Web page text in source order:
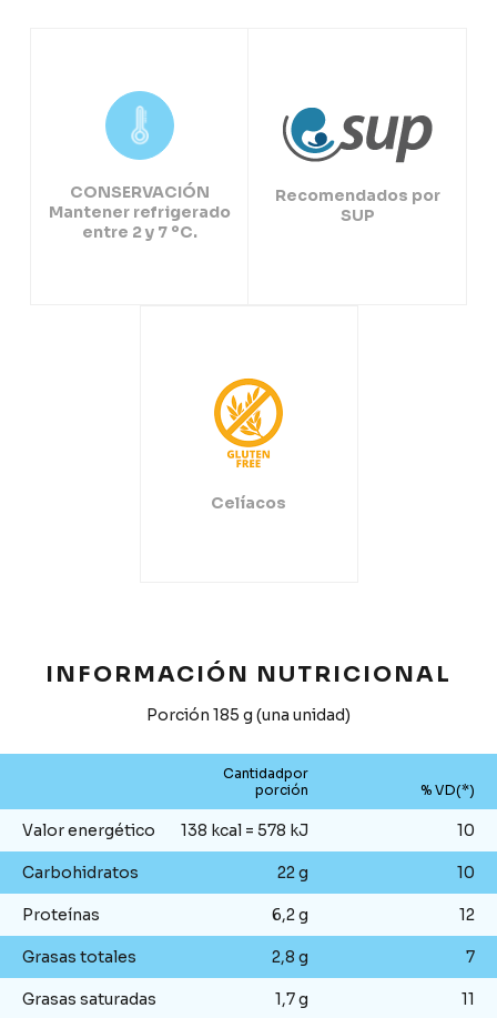
CONSERVACIÓN
Mantener refrigerado
entre 2 y 7 ºC.
Recomendados por
SUP
Celíacos
INFORMACIÓN NUTRICIONAL
Porción 185 g (una unidad)
Cantidadpor
porción
% VD(*)
Valor energético 138 kcal = 578 kJ 10
Carbohidratos 22 g 10
Proteínas 6,2 g 12
Grasas totales 2,8 g 7
Grasas saturadas 1,7 g 11